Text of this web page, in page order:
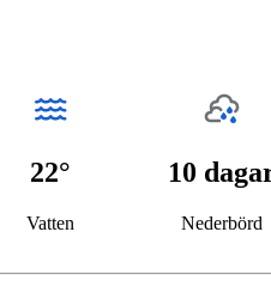
22°
Vatten
10
Nederbörd